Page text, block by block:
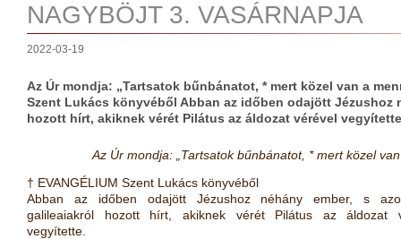
NAGYBÖJT 3. VASÁRNAPJA
2022-03-19
Az Úr mondja: „Tartsatok bűnbánatot, * mert közel van a
Szent Lukács könyvéből Abban az időben odajött Jézushoz
hozott hírt, akiknek vérét Pilátus az áldozat vérével
Az Úr mondja: „Tartsatok bűnbánatot, * mert közel
† EVANGÉLIUM Szent Lukács könyvéből
Abban az időben odajött Jézushoz néhány ember, s
galileaiakról hozott hírt, akiknek vérét Pilátus az áldozat
vegyítette.